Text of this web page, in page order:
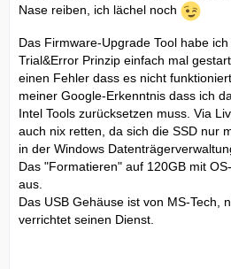
Nase reiben, ich lächel noch
Das Firmware-Upgrade Tool habe
Trial&Error Prinzip einfach mal
einen Fehler dass es nicht
meiner Google-Erkenntnis dass ich
Intel Tools zurücksetzen muss. Via
auch nix retten, da sich die SSD nur
in der Windows
Das "Formatieren" auf 120GB mit
aus.
Das USB Gehäuse ist von MS-Tech,
verrichtet seinen Dienst.